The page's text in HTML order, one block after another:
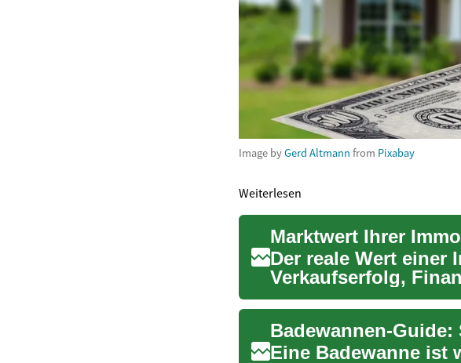
Image byGerd Altmann from Pixabay
Weiterlesen
Der reale Wert einer
Verkaufserfolg,
Badewannen-
Eine Badewanne ist